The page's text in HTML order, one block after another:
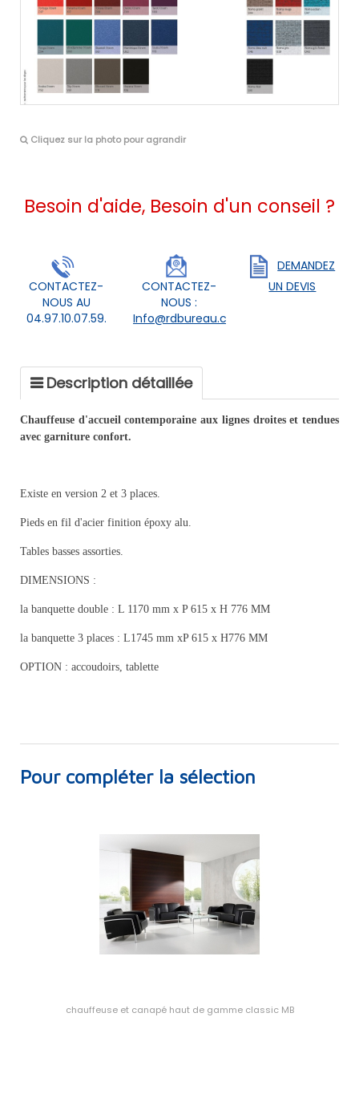
Cliquez sur la photo pour agrandir
Besoin d'aide, Besoin d'un conseil ?
CONTACTEZ-
NOUS AU
04.97.10.07.59.
CONTACTEZ-
NOUS :
Info@rdbureau.com
DEMANDEZ
UN DEVIS
Description détaillée
Chauffeuse d'accueil contemporaine aux lignes droites et tendues
avec garniture confort.
Existe en version 2 et 3 places.
Pieds en fil d'acier finition époxy alu.
Tables basses assorties.
DIMENSIONS :
la banquette double : L 1170 mm x P 615 x H 776 MM
la banquette 3 places : L1745 mm xP 615 x H776 MM
OPTION : accoudoirs, tablette
Pour compléter la sélection
chauffeuse et canapé haut de gamme classic MB